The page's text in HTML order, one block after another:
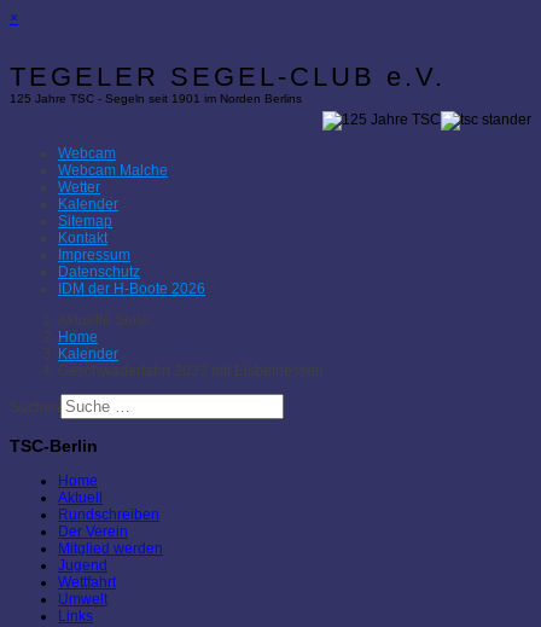
×
TEGELER SEGEL-CLUB e.V.
125 Jahre TSC - Segeln seit 1901 im Norden Berlins
Webcam
Webcam Malche
Wetter
Kalender
Sitemap
Kontakt
Impressum
Datenschutz
IDM der H-Boote 2026
Aktuelle Seite:
Home
Kalender
Geschwaderfahrt 2023 mit Eisbeinessen
Suchen
TSC-Berlin
Home
Aktuell
Rundschreiben
Der Verein
Mitglied werden
Jugend
Wettfahrt
Umwelt
Links